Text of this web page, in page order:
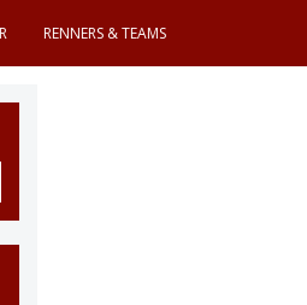
RENNERS & TEAMS